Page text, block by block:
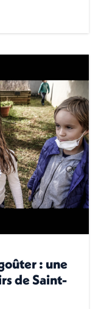
: une
de Saint-